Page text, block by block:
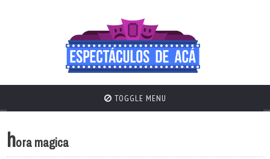
TOGGLE MENU
hora magica